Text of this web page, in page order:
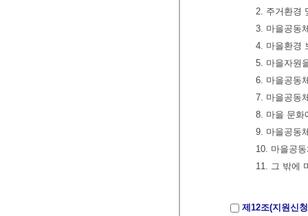
2. 주거환경
3. 마을공동
4. 마을환경
5. 마을자원
6. 마을공동
7. 마을공동
8. 마을 문
9. 마을공동
10. 마을공
11. 그 밖에
제12조(지원신